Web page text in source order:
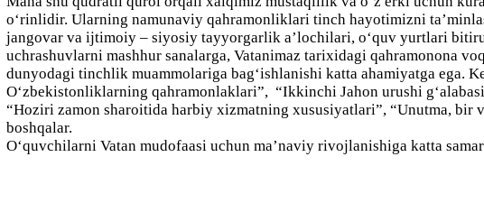
o‘rinlidir. Ularning namunaviy qahramonliklari tinch hayotimizni
jangovar va ijtimoiy – siyosiy tayyorgarlik a’lochilari, o‘quv yurtlari
uchrashuvlarni mashhur sanalarga, Vatanimaz tarixidagi qahramonona
dunyodagi tinchlik muammolariga bag‘ishlanishi katta ahamiyatga ega.
O‘zbekistonliklarning qahramonlaklari”, “Ikkinchi Jahon urushi
“Hoziri zamon sharoitida harbiy xizmatning xususiyatlari”, “Unutma, bir
boshqalar.
O‘quvchilarni Vatan mudofaasi uchun ma’naviy rivojlanishiga katta